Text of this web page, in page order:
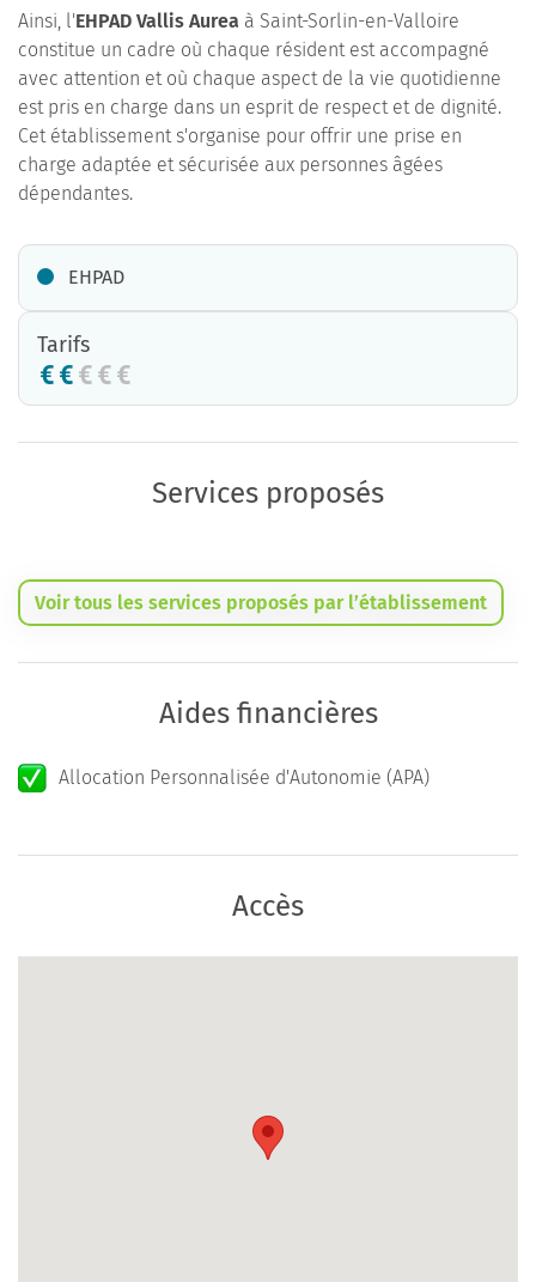
Ainsi, l'EHPAD Vallis Aurea à Saint-Sorlin-en-Valloire
constitue un cadre où chaque résident est accompagné
avec attention et où chaque aspect de la vie quotidienne
est pris en charge dans un esprit de respect et de dignité.
Cet établissement s'organise pour offrir une prise en
charge adaptée et sécurisée aux personnes âgées
dépendantes.
EHPAD
Tarifs
Services proposés
Voir tous les services proposés par l’établissement
Aides financières
Allocation Personnalisée d'Autonomie (APA)
Accès